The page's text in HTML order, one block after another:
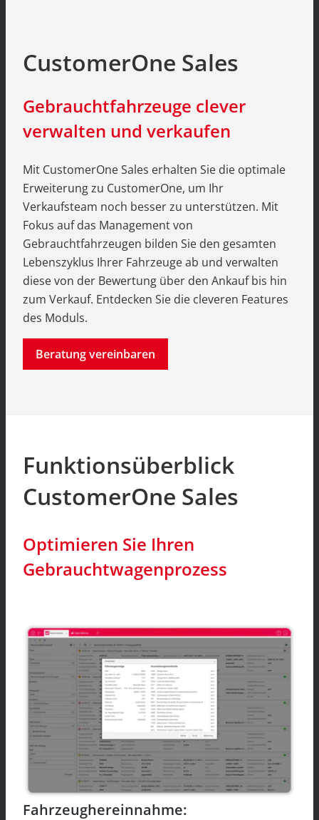
CustomerOne Sales
Gebrauchtfahrzeuge clever
verwalten und verkaufen
Mit CustomerOne Sales erhalten Sie die optimale
Erweiterung zu CustomerOne, um Ihr
Verkaufsteam noch besser zu unterstützen. Mit
Fokus auf das Management von
Gebrauchtfahrzeugen bilden Sie den gesamten
Lebenszyklus Ihrer Fahrzeuge ab und verwalten
diese von der Bewertung über den Ankauf bis hin
zum Verkauf. Entdecken Sie die cleveren Features
des Moduls.
Beratung vereinbaren
Funktionsüberblick
CustomerOne Sales
Optimieren Sie Ihren
Gebrauchtwagenprozess
Fahrzeughereinnahme: